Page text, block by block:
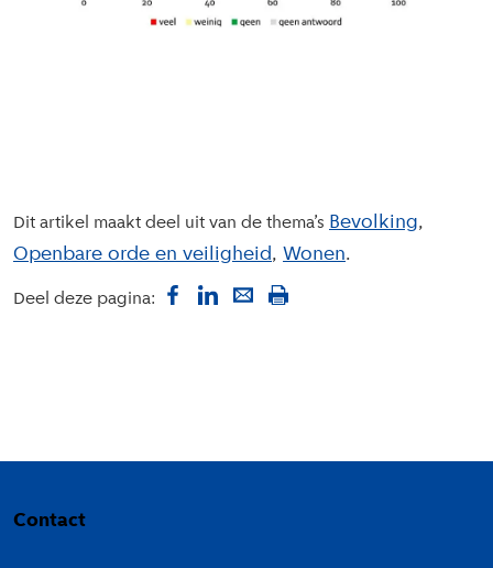
Dit artikel maakt deel uit van de thema’s Bevolking
Openbare orde en veiligheid
Wonen
Deel deze pagina:
Contact